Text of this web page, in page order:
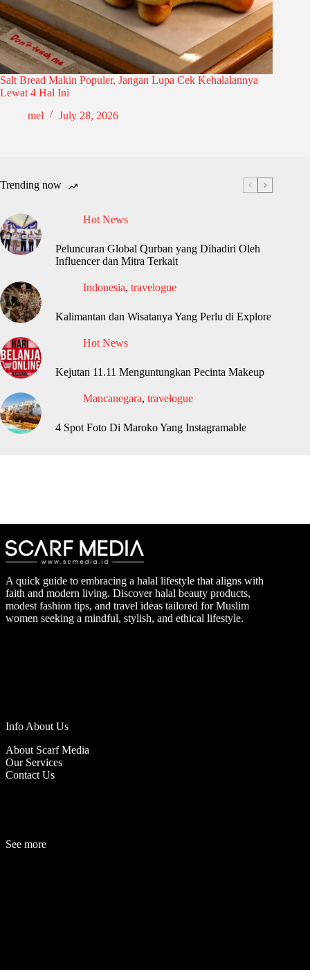
Salt Bread Makin Populer, Jangan Lupa Cek Kehalalannya
Lewat 4 Hal Ini
mel
July 28, 2026
Trending now
Hot News
Peluncuran Global Qurban yang Dihadiri Oleh
Influencer dan Mitra Terkait
Indonesia, travelogue
Kalimantan dan Wisatanya Yang Perlu di Explore
Hot News
Kejutan 11.11 Menguntungkan Pecinta Makeup
Mancanegara, travelogue
4 Spot Foto Di Maroko Yang Instagramable
A quick guide to embracing a halal lifestyle that aligns with
faith and modern living. Discover halal beauty products,
modest fashion tips, and travel ideas tailored for Muslim
women seeking a mindful, stylish, and ethical lifestyle.
Info About Us
About Scarf Media
Our Services
Contact Us
See more